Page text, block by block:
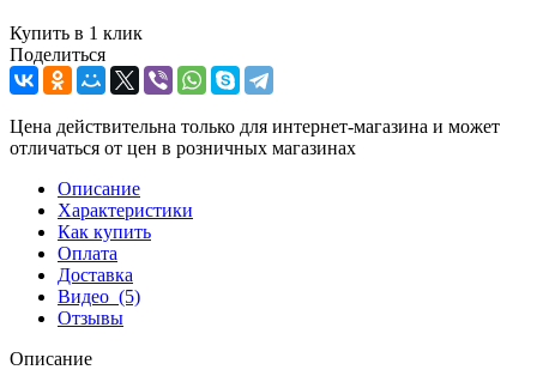
Купить в 1 клик
Поделиться
Цена действительна только для интернет-магазина и может
отличаться от цен в розничных магазинах
Описание
Характеристики
Как купить
Оплата
Доставка
Видео (5)
Отзывы
Описание